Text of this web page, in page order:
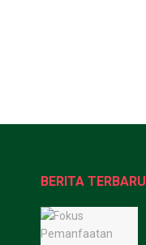
BERITA TERBARU